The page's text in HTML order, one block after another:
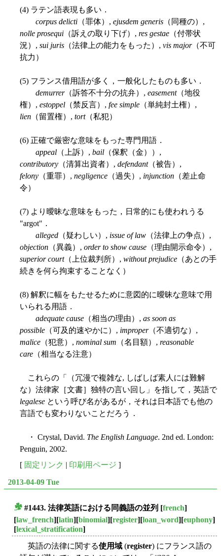
(4) ラテン語表現も多い．
corpus delicti （罪体）, ejusdem generis （同種の）,
nolle prosequi （訴えの取り下げ）, res gestae （付帯状
況）, sui juris （法律上の能力をもった）, vis major（不可
抗力）
(5) フランス借用語が多く，一般化したものも多い．
demurrer（訴答不十分の抗弁）, easement（地役
権）, estoppel （禁反言）, fee simple （単純封土権）,
lien （留置権）, tort（私犯）
(6) 正確で厳密な意味をもった専門用語．
appeal （上訴）, bail （保釈（金））,
contributory （清算出資者）, defendant（被告）,
felony （重罪）, negligence （過失）, injunction （差止命
令）
(7) より曖昧な意味をもった，日常的にも使われうる
"argot"．
alleged （疑わしい）, issue of law （法律上の争点）,
objection （異義）, order to show cause （理由開示命令）,
superior court（上位裁判所）, without prejudice （あとの手
続きを何ら拘束することなく）
(8) 解釈に幅をもたせるために意図的に曖昧な意味で用
いられる用語．
adequate cause （相当の理由）, as soon as
possible （可及的速やかに）, improper（不適切な）,
malice （犯意）, nominal sum （名目額）, reasonable
care （相当なる注意）
これらの「（冗漫で複雑な, しばしば素人には難解
な）法律家［文書］独特の言い回し」を指して，英語で
legalese という呼び名があるが，それは日本語でも他の
言語でも変わりないことだろう．
・ Crystal, David. The English Language. 2nd ed. London:
Penguin, 2002.
[ 固定リンク 印刷用ページ ]
2013-04-09 Tue
#1443. 法律英語における同義語の並列 [french]
[law_french][latin][binomial][register][loan_word][euphony]
[lexical_stratification]
英語の法律に関する使用域 (register) にフランス語の